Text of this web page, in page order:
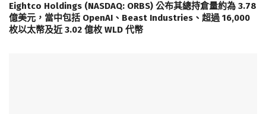
Eightco Holdings (NASDAQ: ORBS) 公布其總持倉量約為 3.78
億美元，當中包括 OpenAI、Beast Industries、超過 16,000
枚以太幣及近 3.02 億枚 WLD 代幣